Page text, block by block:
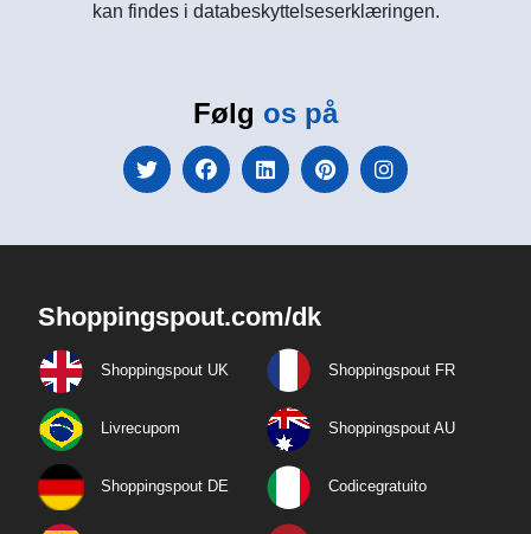
kan findes i databeskyttelseserklæringen.
Følg os på
Shoppingspout.com/dk
Shoppingspout UK Shoppingspout FR
Livrecupom Shoppingspout AU
Shoppingspout DE Codicegratuito